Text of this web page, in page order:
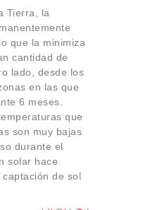
Tierra, la
que la minimiza
cantidad de
lado, desde los
en las que
6 meses.
que
son muy bajas
durante el
solar hace
de sol